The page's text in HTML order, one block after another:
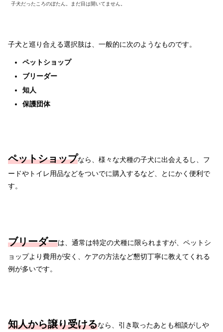
子犬だったころのぼたん。まだ目は開いてません。
子犬と巡り合える選択肢は、一般的に次のようなものです。
ペットショップ
ブリーダー
知人
保護団体
ペットショップなら、様々な犬種の子犬に出会えるし、フ
ードやトイレ用品などをついでに購入するなど、とにかく便利で
す。
ブリーダーは、通常は特定の犬種に限られますが、ペットシ
ョップより費用が安く、ケアの方法など懇切丁寧に教えてくれる
例が多いです。
知人から譲り受けるなら、引き取ったあとも相談がしや